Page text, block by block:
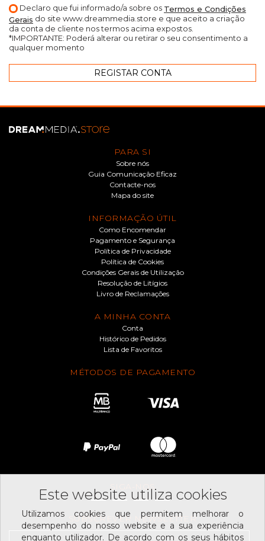
Declaro que fui informado/a sobre os Termos e Condições
Gerais do site www.dreammedia.store e que aceito a criação
da conta de cliente nos termos acima expostos.
*IMPORTANTE: Poderá alterar ou retirar o seu consentimento a
qualquer momento
PARA SI
Sobre nós
Guia Comunicação Eficaz
Contacte-nos
Mapa do site
INFORMAÇÃO ÚTIL
Como Encomendar
Pagamento e Segurança
Política de Privacidade
Política de Cookies
Condições Gerais de Utilização
Resolução de Litígios
Livro de Reclamações
A MINHA CONTA
Conta
Histórico de Pedidos
Lista de Favoritos
MÉTODOS DE PAGAMENTO
SIGA-NOS
SUBSCREVER NEWSLETTER
Este website utiliza cookies
Utilizamos cookies que permitem melhorar o
desempenho do nosso website e a sua experiência
enquanto utilizador. De acordo com os seus hábitos